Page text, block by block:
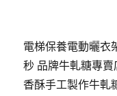
電梯保養電動曬衣
秒 品牌牛軋糖專
香酥手工製作牛軋